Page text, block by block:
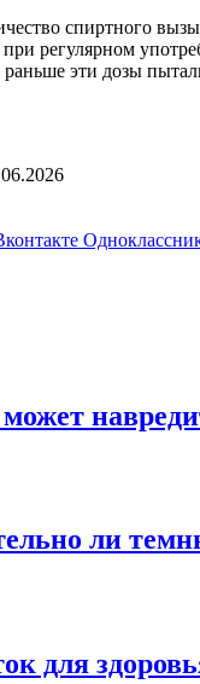
спиртного
регулярном
раньше эти дозы
ли
для